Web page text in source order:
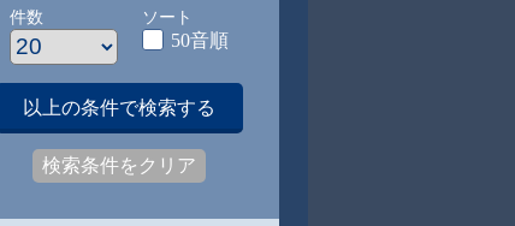
件数 ソート
50音順
以上の条件で検索する
検索条件をクリア